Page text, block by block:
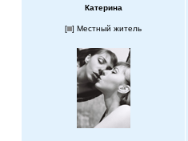
Катерина
[ ] Местный житель